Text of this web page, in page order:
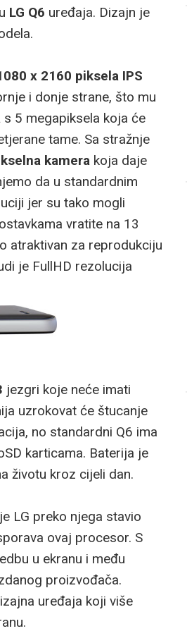
LG Q6 uređaja. Dizajn je
x 2160 piksela IPS
i donje strane, što mu
s 5 megapiksela koja će
tame. Sa stražnje
kamera koja daje
da u standardnim
jer su tako mogli
vratite na 13
atraktivan za reprodukciju
je FullHD rezolucija
jezgri koje neće imati
uzrokovat će štucanje
no standardni Q6 ima
karticama. Baterija je
životu kroz cijeli dan.
LG preko njega stavio
ovaj procesor. S
u ekranu i među
proizvođača.
uređaja koji više